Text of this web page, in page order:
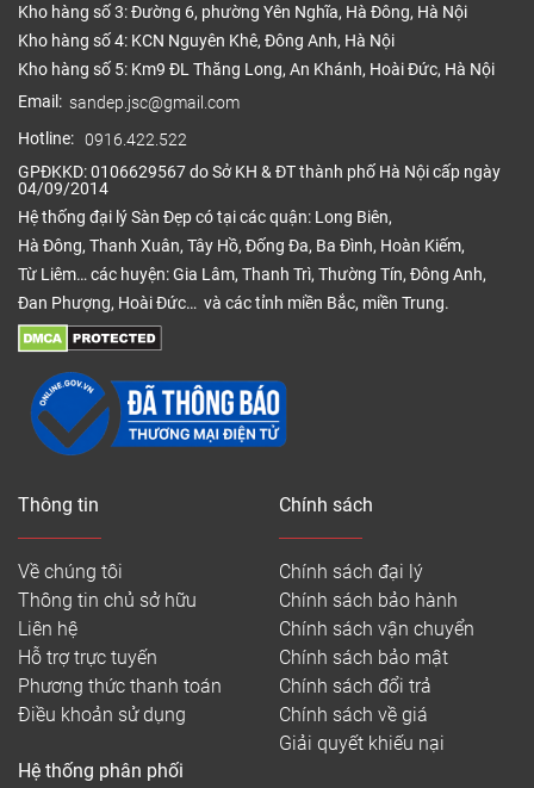
Kho hàng số 3: Đường 6, phường Yên Nghĩa, Hà Đông, Hà Nội
Kho hàng số 4: KCN Nguyên Khê, Đông Anh, Hà Nội
Kho hàng số 5: Km9 ĐL Thăng Long, An Khánh, Hoài Đức, Hà Nội
Email: sandep.jsc@gmail.com
Hotline: 0916.422.522
GPĐKKD: 0106629567 do Sở KH & ĐT thành phố Hà Nội cấp ngày
04/09/2014
Hệ thống đại lý Sàn Đẹp có tại các quận: Long Biên,
Hà Đông, Thanh Xuân, Tây Hồ, Đống Đa, Ba Đình, Hoàn Kiếm,
Từ Liêm… các huyện: Gia Lâm, Thanh Trì, Thường Tín, Đông Anh,
Đan Phượng, Hoài Đức… và các tỉnh miền Bắc, miền Trung.
Thông tin
Về chúng tôi
Thông tin chủ sở hữu
Liên hệ
Hỗ trợ trực tuyến
Phương thức thanh toán
Điều khoản sử dụng
Chính sách
Chính sách đại lý
Chính sách bảo hành
Chính sách vận chuyển
Chính sách bảo mật
Chính sách đổi trả
Chính sách về giá
Giải quyết khiếu nại
Hệ thống phân phối